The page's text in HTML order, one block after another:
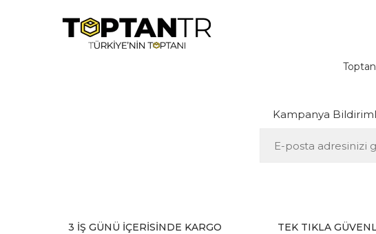
Kampanya
3 İŞ GÜNÜ İÇERİSİNDE KARGO TEK TIKLA